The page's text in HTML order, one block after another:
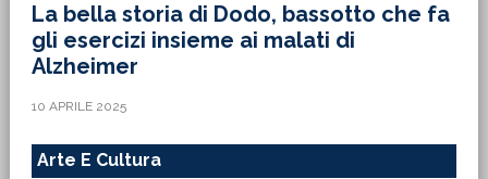
La bella storia di Dodo, bassotto che fa
gli esercizi insieme ai malati di
Alzheimer
10 APRILE 2025
Arte E Cultura